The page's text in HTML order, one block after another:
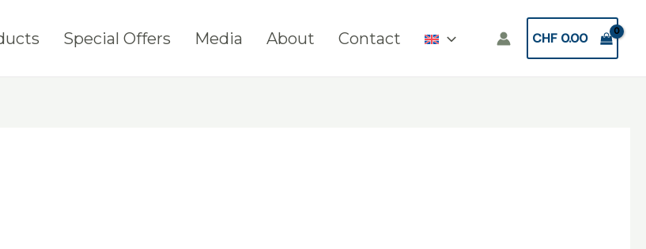
Special Offers Media About Contact CHF 0.00